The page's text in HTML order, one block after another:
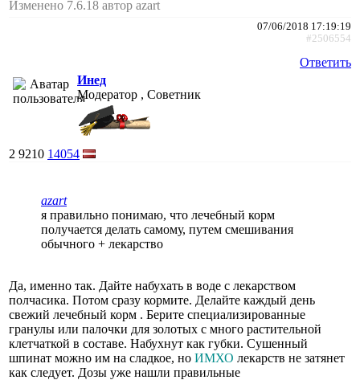
Изменено 7.6.18 автор azart
07/06/2018 17:19:19
#2506554
Ответить
Инед
Модератор , Советник
2 9210 14054
azart
я правильно понимаю, что лечебный корм
получается делать самому, путем смешивания
обычного + лекарство
Да, именно так. Дайте набухать в воде с лекарством
полчасика. Потом сразу кормите. Делайте каждый день
свежий лечебный корм . Берите специализированные
гранулы или палочки для золотых с много растительной
клетчаткой в составе. Набухнут как губки. Сушенный
шпинат можно им на сладкое, но ИМХО лекарств не затянет
как следует. Дозы уже нашли правильные